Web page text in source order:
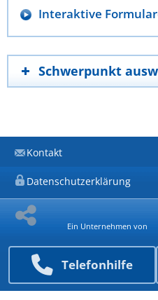
Telefon­hilfe
Interaktive
Schwerpunkt
Kontakt
Datenschutzerklärung
Ein Unternehmen von